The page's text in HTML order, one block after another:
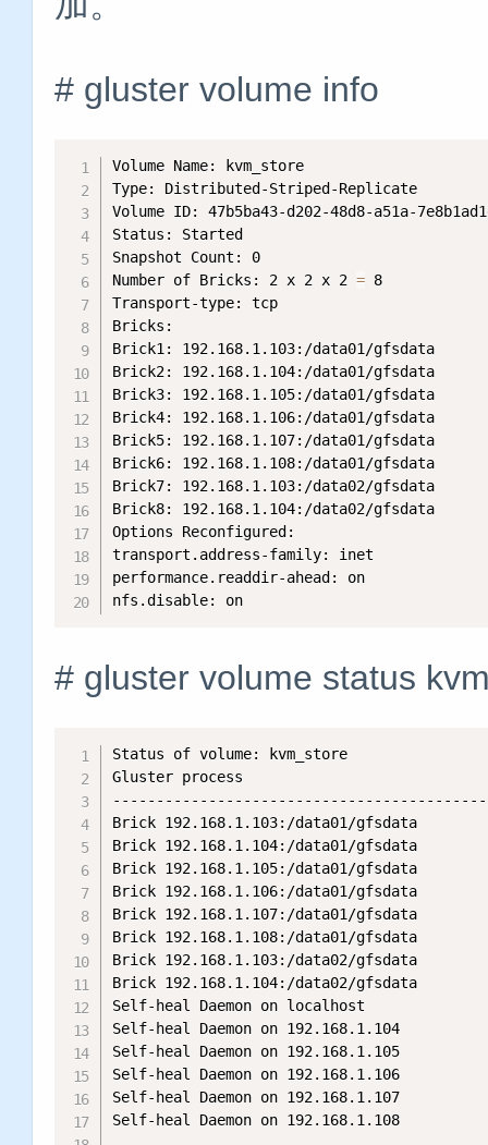
# gluster volume info
Volume Name: kvm_store
Type: Distributed-Striped-Replicate
Volume ID: 47b5ba43-d202-48d8-a51a-
Status: Started
Snapshot Count: 0
Number of Bricks: 2 x 2 x 2 = 8
Transport-type: tcp
Bricks:
Brick1: 192.168.1.103:/data01/gfsdata
Brick2: 192.168.1.104:/data01/gfsdata
Brick3: 192.168.1.105:/data01/gfsdata
Brick4: 192.168.1.106:/data01/gfsdata
Brick5: 192.168.1.107:/data01/gfsdata
Brick6: 192.168.1.108:/data01/gfsdata
Brick7: 192.168.1.103:/data02/gfsdata
Brick8: 192.168.1.104:/data02/gfsdata
Options Reconfigured:
transport.address-family: inet
performance.readdir-ahead: on
nfs.disable: on
# gluster volume status
Status of volume: kvm_store
Gluster process
Brick 192.168.1.103:/data01/gfsdata
Brick 192.168.1.104:/data01/gfsdata
Brick 192.168.1.105:/data01/gfsdata
Brick 192.168.1.106:/data01/gfsdata
Brick 192.168.1.107:/data01/gfsdata
Brick 192.168.1.108:/data01/gfsdata
Brick 192.168.1.103:/data02/gfsdata
Brick 192.168.1.104:/data02/gfsdata
Self-heal Daemon on localhost
Self-heal Daemon on 192.168.1.104
Self-heal Daemon on 192.168.1.105
Self-heal Daemon on 192.168.1.106
Self-heal Daemon on 192.168.1.107
Self-heal Daemon on 192.168.1.108